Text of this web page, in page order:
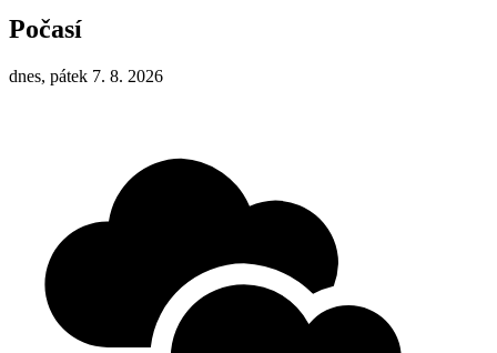
Počasí
dnes, pátek 7. 8. 2026